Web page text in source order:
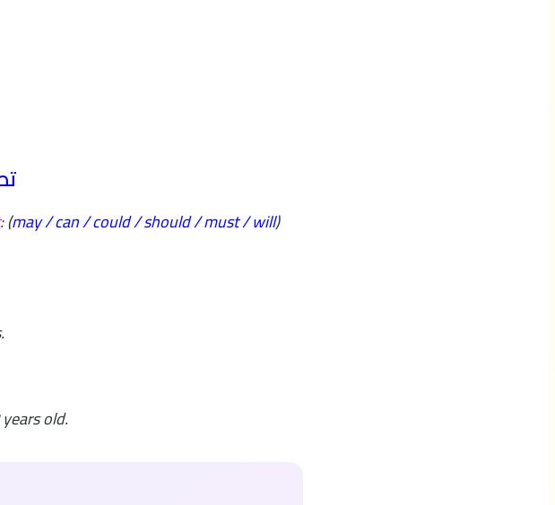
: (may / can / could / should / must / will)
old.